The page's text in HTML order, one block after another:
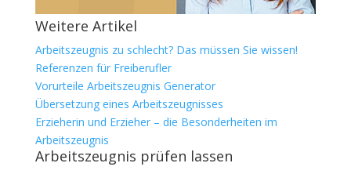
Weitere Artikel
Arbeitszeugnis zu schlecht? Das müssen Sie wissen!
Referenzen für Freiberufler
Vorurteile Arbeitszeugnis Generator
Übersetzung eines Arbeitszeugnisses
Erzieherin und Erzieher – die Besonderheiten im
Arbeitszeugnis
Arbeitszeugnis prüfen lassen